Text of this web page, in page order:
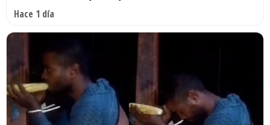
Hace 1 día